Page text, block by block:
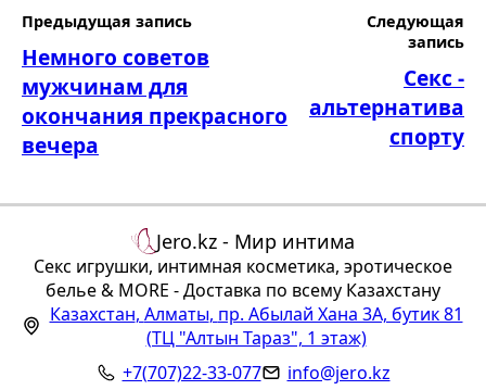
Предыдущая запись
Немного советов
мужчинам для
окончания прекрасного
вечера
Следующая
запись
Секс -
альтернатива
спорту
Jero.kz - Мир интима
Секс игрушки, интимная косметика, эротическое
белье & MORE - Доставка по всему Казахстану
Казахстан, Алматы, пр. Абылай Хана 3А, бутик 81
(ТЦ "Алтын Тараз", 1 этаж)
+7(707)22-33-077
info@jero.kz